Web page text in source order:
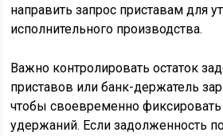
направить запрос приставам для
исполнительного производства.
Важно контролировать остаток
приставов или банк-держатель
чтобы своевременно
удержаний. Если задолженность